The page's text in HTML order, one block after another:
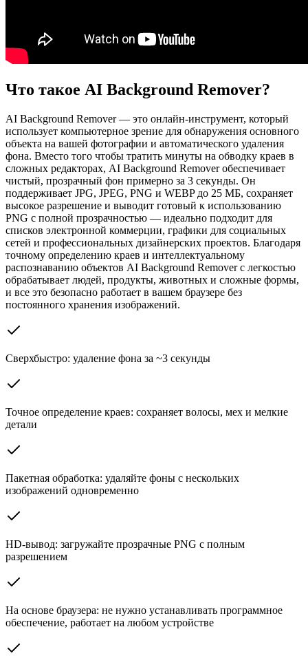
Что такое AI Background Remover?
AI Background Remover — это онлайн-инструмент, который
использует компьютерное зрение для обнаружения основного
объекта на вашей фотографии и автоматического удаления
фона. Вместо того чтобы тратить минуты на обводку краев в
сложных редакторах, AI Background Remover обеспечивает
чистый, прозрачный фон примерно за 3 секунды. Он
поддерживает JPG, JPEG, PNG и WEBP до 25 МБ, сохраняет
высокое разрешение и выводит готовый к использованию
PNG с полной прозрачностью — идеально подходит для
списков электронной коммерции, графики для социальных
сетей и профессиональных дизайнерских проектов. Благодаря
точному определению краев и интеллектуальному
распознаванию объектов AI Background Remover с легкостью
обрабатывает людей, продукты, животных и сложные формы,
и все это безопасно работает в вашем браузере без
постоянного хранения изображений.
Сверхбыстро: удаление фона за ~3 секунды
Точное определение краев: сохраняет волосы, мех и мелкие
детали
Пакетная обработка: удаляйте фоны с нескольких
изображений одновременно
HD-вывод: загружайте прозрачные PNG с полным
разрешением
На основе браузера: не нужно устанавливать программное
обеспечение, работает на любом устройстве